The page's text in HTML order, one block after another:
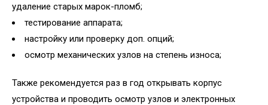
удаление старых марок-пломб;
тестирование аппарата;
настройку или проверку доп. опций;
осмотр механических узлов на степень износа;
Также рекомендуется раз в год открывать корпус
устройства и проводить осмотр узлов и электронных